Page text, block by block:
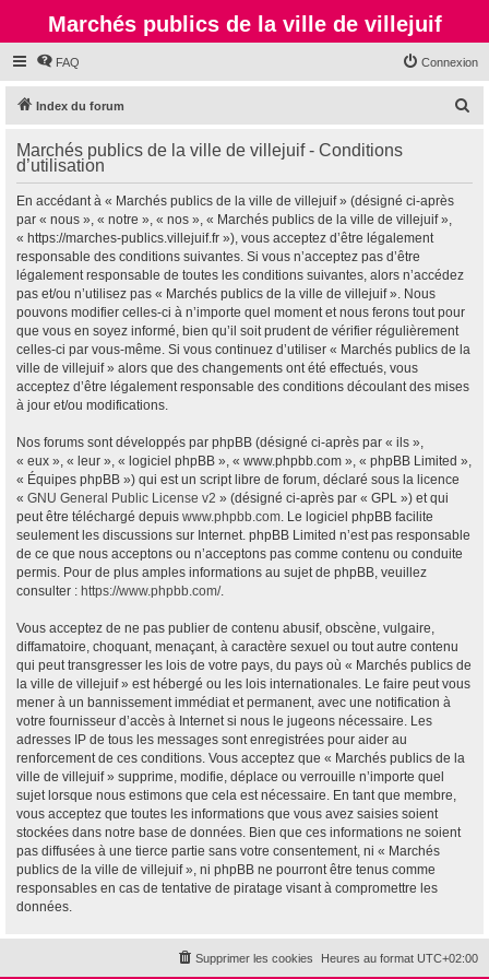
Marchés publics de la ville de villejuif
FAQ Connexion
Index du forum
h
Marchés publics de la ville de villejuif - Conditions
d’utilisation
En accédant à « Marchés publics de la ville de villejuif » (désigné ci-après
par « nous », « notre », « nos », « Marchés publics de la ville de villejuif »,
« https://marches-publics.villejuif.fr »), vous acceptez d’être légalement
responsable des conditions suivantes. Si vous n’acceptez pas d’être
légalement responsable de toutes les conditions suivantes, alors n’accédez
pas et/ou n’utilisez pas « Marchés publics de la ville de villejuif ». Nous
pouvons modifier celles-ci à n’importe quel moment et nous ferons tout pour
que vous en soyez informé, bien qu’il soit prudent de vérifier régulièrement
celles-ci par vous-même. Si vous continuez d’utiliser « Marchés publics de la
ville de villejuif » alors que des changements ont été effectués, vous
acceptez d’être légalement responsable des conditions découlant des mises
à jour et/ou modifications.
Nos forums sont développés par phpBB (désigné ci-après par « ils »,
« eux », « leur », « logiciel phpBB », « www.phpbb.com », « phpBB Limited »,
« Équipes phpBB ») qui est un script libre de forum, déclaré sous la licence
« GNU General Public License v2 » (désigné ci-après par « GPL ») et qui
peut être téléchargé depuis www.phpbb.com. Le logiciel phpBB facilite
seulement les discussions sur Internet. phpBB Limited n’est pas responsable
de ce que nous acceptons ou n’acceptons pas comme contenu ou conduite
permis. Pour de plus amples informations au sujet de phpBB, veuillez
consulter : https://www.phpbb.com/.
Vous acceptez de ne pas publier de contenu abusif, obscène, vulgaire,
diffamatoire, choquant, menaçant, à caractère sexuel ou tout autre contenu
qui peut transgresser les lois de votre pays, du pays où « Marchés publics de
la ville de villejuif » est hébergé ou les lois internationales. Le faire peut vous
mener à un bannissement immédiat et permanent, avec une notification à
votre fournisseur d’accès à Internet si nous le jugeons nécessaire. Les
adresses IP de tous les messages sont enregistrées pour aider au
renforcement de ces conditions. Vous acceptez que « Marchés publics de la
ville de villejuif » supprime, modifie, déplace ou verrouille n’importe quel
sujet lorsque nous estimons que cela est nécessaire. En tant que membre,
vous acceptez que toutes les informations que vous avez saisies soient
stockées dans notre base de données. Bien que ces informations ne soient
pas diffusées à une tierce partie sans votre consentement, ni « Marchés
publics de la ville de villejuif », ni phpBB ne pourront être tenus comme
responsables en cas de tentative de piratage visant à compromettre les
données.
Heures au format UTC+02:00
Supprimer les cookies